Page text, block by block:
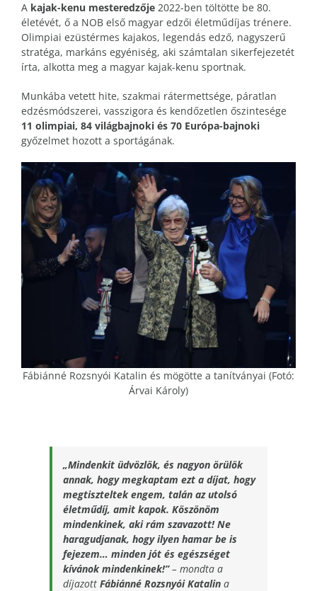
A kajak-kenu mesteredzője 2022-ben töltötte be 80.
életévét, ő a NOB első magyar edzői életműdíjas trénere.
Olimpiai ezüstérmes kajakos, legendás edző, nagyszerű
stratéga, markáns egyéniség, aki számtalan sikerfejezetét
írta, alkotta meg a magyar kajak-kenu sportnak.
Munkába vetett hite, szakmai rátermettsége, páratlan
edzésmódszerei, vasszigora és kendőzetlen őszintesége
11 olimpiai, 84 világbajnoki és 70 Európa-bajnoki
győzelmet hozott a sportágának.
Fábiánné Rozsnyói Katalin és mögötte a tanítványai (Fotó:
Árvai Károly)
„Mindenkit üdvözlök, és nagyon örülök
annak, hogy megkaptam ezt a díjat, hogy
megtiszteltek engem, talán az utolsó
életműdíj, amit kapok. Köszönöm
mindenkinek, aki rám szavazott! Ne
haragudjanak, hogy ilyen hamar be is
fejezem… minden jót és egészséget
kívánok mindenkinek!”– mondta a
díjazott Fábiánné Rozsnyói Katalin a